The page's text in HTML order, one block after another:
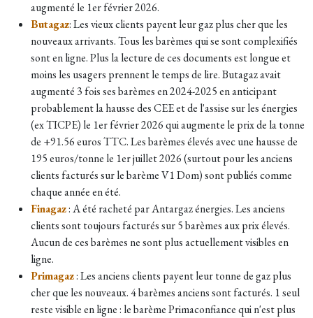
augmenté le 1er février 2026.
Butagaz: Les vieux clients payent leur gaz plus cher que les
nouveaux arrivants. Tous les barèmes qui se sont complexifiés
sont en ligne. Plus la lecture de ces documents est longue et
moins les usagers prennent le temps de lire. Butagaz avait
augmenté 3 fois ses barèmes en 2024-2025 en anticipant
probablement la hausse des CEE et de l'assise sur les énergies
(ex TICPE) le 1er février 2026 qui augmente le prix de la tonne
de +91.56 euros TTC. Les barèmes élevés avec une hausse de
195 euros/tonne le 1er juillet 2026 (surtout pour les anciens
clients facturés sur le barème V1 Dom) sont publiés comme
chaque année en été.
Finagaz: A été racheté par Antargaz énergies. Les anciens
clients sont toujours facturés sur 5 barèmes aux prix élevés.
Aucun de ces barèmes ne sont plus actuellement visibles en
ligne.
Primagaz: Les anciens clients payent leur tonne de gaz plus
cher que les nouveaux. 4 barèmes anciens sont facturés. 1 seul
reste visible en ligne : le barème Primaconfiance qui n'est plus